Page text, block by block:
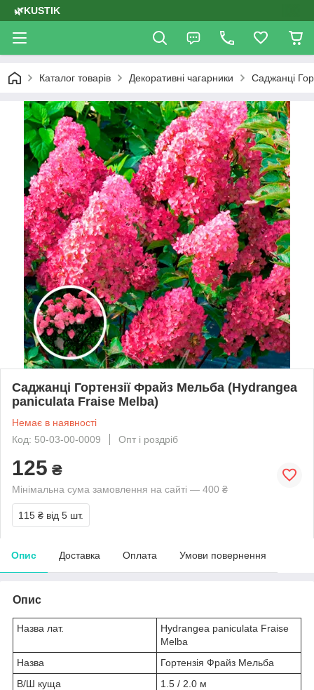
🌿KUSTIK
Каталог товарів Декоративні чагарники Саджанці
Саджанці Гортензії Фрайз Мельба (Hydrangea
paniculata Fraise Melba)
Немає в наявності
Код: 50-03-00-0009
Опт і роздріб
125 ₴
Мінімальна сума замовлення на сайті — 400 ₴
115 ₴ від 5 шт.
Опис Доставка Оплата Умови повернення
Опис
Назва лат.
Hydrangea paniculata Fraise
Melba
Назва
Гортензія Фрайз Мельба
В/Ш куща
1.5 / 2.0 м